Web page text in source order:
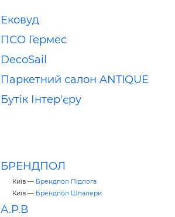
Ековуд
ПСО Гермес
DecoSail
Паркетний салон ANTIQUЕ
Бутік Інтер'єру
БРЕНДПОЛ
Київ — Брендпол Підлога
Київ — Брендпол Шпалери
А.Р.В